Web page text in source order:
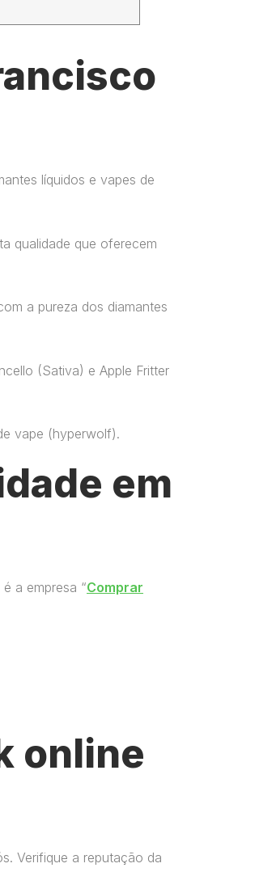
líquidos e vapes de
qualidade que oferecem
a pureza dos diamantes
(Sativa) e Apple Fritter
vape​ (hyperwolf)​.
em
a empresa “Comprar
online
Verifique a reputação da